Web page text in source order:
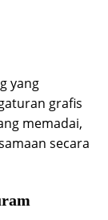
yang
grafis
memadai,
secara